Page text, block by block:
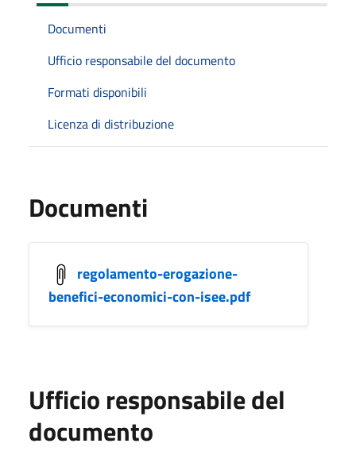
Documenti
Ufficio responsabile del documento
Formati disponibili
Licenza di distribuzione
Documenti
regolamento-erogazione-
benefici-economici-con-isee.pdf
Ufficio responsabile del
documento